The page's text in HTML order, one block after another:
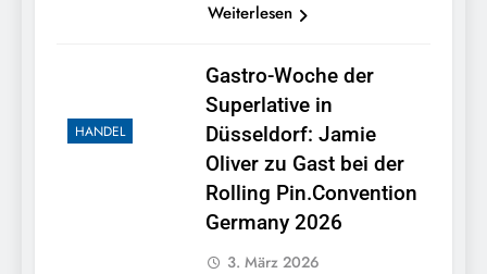
Weiterlesen
HANDEL
Gastro-Woche der
Superlative in
Düsseldorf: Jamie
Oliver zu Gast bei der
Rolling Pin.Convention
Germany 2026
3. März 2026